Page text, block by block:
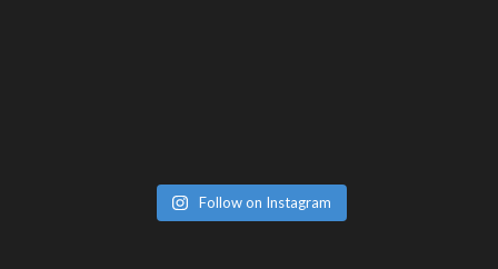
Follow on Instagram